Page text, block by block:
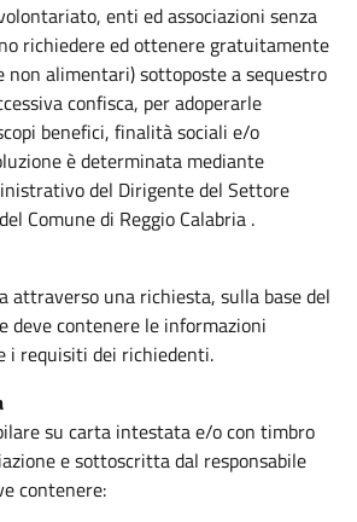
enti ed associazioni senza
richiedere ed ottenere gratuitamente
non alimentari) sottoposte a sequestro
confisca, per adoperarle
benefici, finalità sociali e/o
è determinata mediante
del Dirigente del Settore
Comune di Reggio Calabria .
attraverso una richiesta, sulla base del
deve contenere le informazioni
i requisiti dei richiedenti.
su carta intestata e/o con timbro
e sottoscritta dal responsabile
contenere: